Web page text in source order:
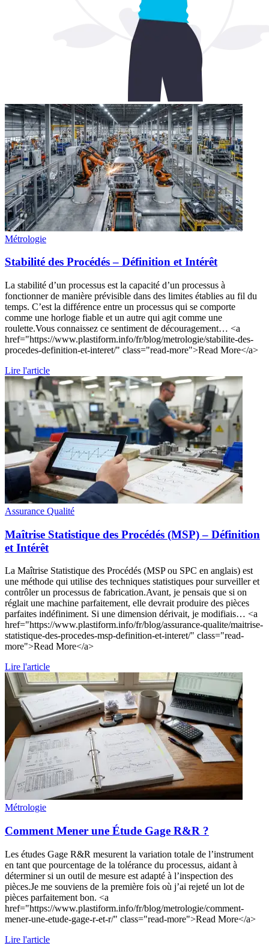
Métrologie
Stabilité des Procédés – Définition et Intérêt
La stabilité d’un processus est la capacité d’un processus à
fonctionner de manière prévisible dans des limites établies au fil du
temps. C’est la différence entre un processus qui se comporte
comme une horloge fiable et un autre qui agit comme une
roulette.Vous connaissez ce sentiment de découragement… <a
href="https://www.plastiform.info/fr/blog/metrologie/stabilite-des-
procedes-definition-et-interet/" class="read-more">Read More</a>
Lire l'article
Assurance Qualité
Maîtrise Statistique des Procédés (MSP) – Définition
et Intérêt
La Maîtrise Statistique des Procédés (MSP ou SPC en anglais) est
une méthode qui utilise des techniques statistiques pour surveiller et
contrôler un processus de fabrication.Avant, je pensais que si on
réglait une machine parfaitement, elle devrait produire des pièces
parfaites indéfiniment. Si une dimension dérivait, je modifiais… <a
href="https://www.plastiform.info/fr/blog/assurance-qualite/maitrise-
statistique-des-procedes-msp-definition-et-interet/" class="read-
more">Read More</a>
Lire l'article
Métrologie
Comment Mener une Étude Gage R&R ?
Les études Gage R&R mesurent la variation totale de l’instrument
en tant que pourcentage de la tolérance du processus, aidant à
déterminer si un outil de mesure est adapté à l’inspection des
pièces.Je me souviens de la première fois où j’ai rejeté un lot de
pièces parfaitement bon. <a
href="https://www.plastiform.info/fr/blog/metrologie/comment-
mener-une-etude-gage-r-et-r/" class="read-more">Read More</a>
Lire l'article